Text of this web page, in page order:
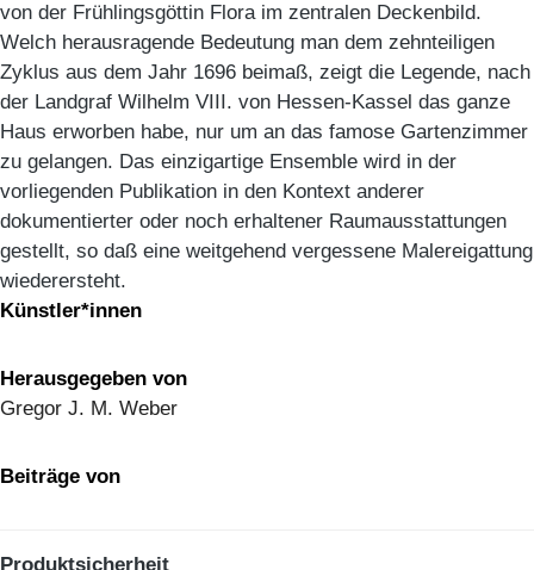
von der Frühlingsgöttin Flora im zentralen Deckenbild.
Welch herausragende Bedeutung man dem zehnteiligen
Zyklus aus dem Jahr 1696 beimaß, zeigt die Legende, nach
der Landgraf Wilhelm VIII. von Hessen-Kassel das ganze
Haus erworben habe, nur um an das famose Gartenzimmer
zu gelangen. Das einzigartige Ensemble wird in der
vorliegenden Publikation in den Kontext anderer
dokumentierter oder noch erhaltener Raumausstattungen
gestellt, so daß eine weitgehend vergessene Malereigattung
wiederersteht.
Künstler*innen
Herausgegeben von
Gregor J. M. Weber
Beiträge von
Produktsicherheit